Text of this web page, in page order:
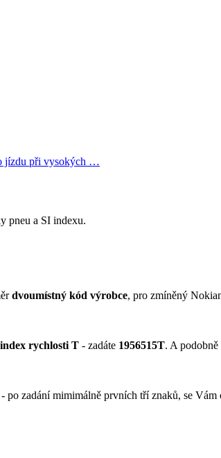
jízdu při vysokých …
pneu a SI indexu.
dvoumístný kód výrobce, pro zmíněný
rychlosti T - zadáte 1956515T. A
- po zadání mimimálně prvních tří znaků, se Vám